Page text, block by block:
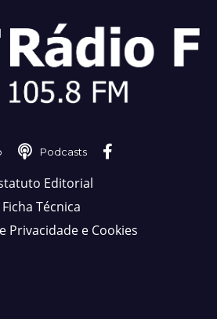
Podcasts
Editorial
Ficha Técnica
Privacidade e Cookies